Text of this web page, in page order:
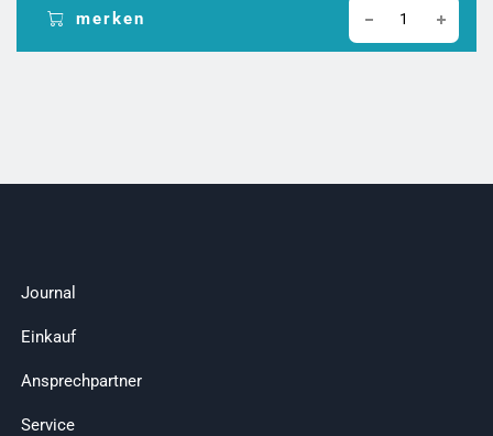
merken
Journal
Einkauf
Ansprechpartner
Service